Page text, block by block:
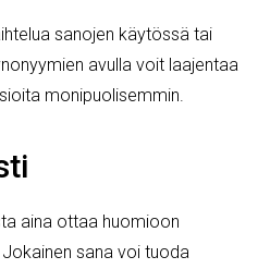
sanojen käytössä tai
avulla voit laajentaa
monipuolisemmin.
aina ottaa huomioon
sana voi tuoda